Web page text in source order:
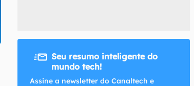
Seu resumo inteligente do
mundo tech!
Assine a newsletter do Canaltech e